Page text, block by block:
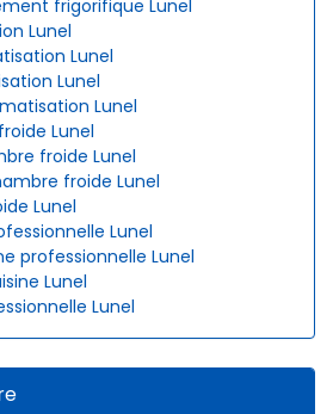
frigorifique Lunel
Lunel
Lunel
Lunel
Lunel
Lunel
froide Lunel
froide Lunel
Lunel
Lunel
professionnelle Lunel
Lunel
Lunel